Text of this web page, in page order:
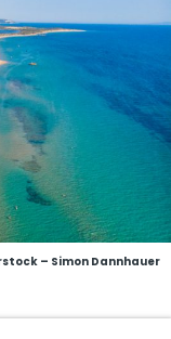
– Simon Dannhauer